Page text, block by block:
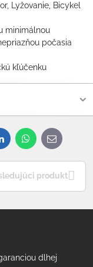
Lyžovanie, Bicykel
minimálnou
počasia
kľúčenku
WhatsApp
E-
mail
produkt
dlhej